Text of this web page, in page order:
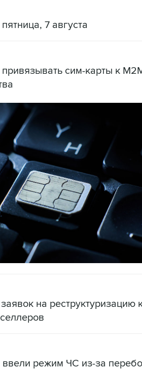
7 августа
сим-карты к
на реструктуризацию
режим ЧС из-за